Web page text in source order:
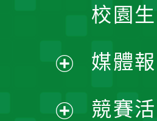
校園
媒體
競賽